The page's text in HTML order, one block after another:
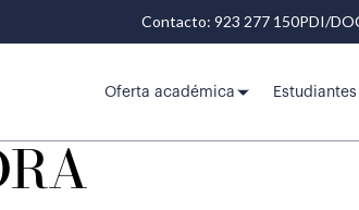
Contacto: 923 277 150PDI/
Oferta académica Estudiantes